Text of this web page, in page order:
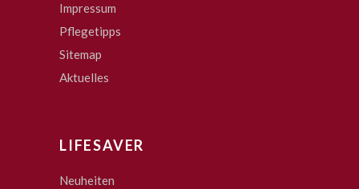
Impressum
Pflegetipps
Sitemap
Aktuelles
LIFESAVER
Neuheiten